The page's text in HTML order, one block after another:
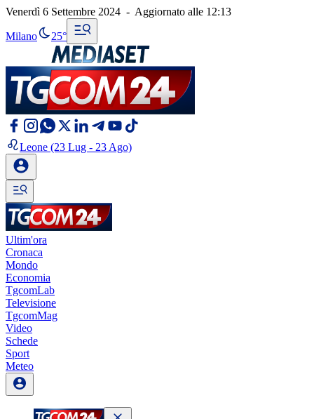
Venerdì 6 Settembre 2024 - Aggiornato alle 12:13
Milano 25°
Leone (23 Lug - 23 Ago)
Ultim'ora
Cronaca
Mondo
Economia
TgcomLab
Televisione
TgcomMag
Video
Schede
Sport
Meteo